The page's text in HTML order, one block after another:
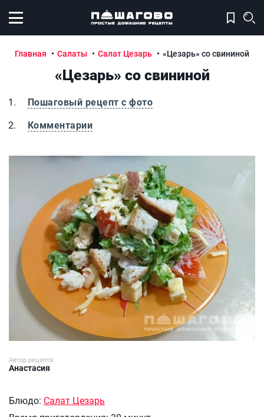
Открыть меню
Главная Салаты Салат Цезарь «Цезарь» со свининой
«Цезарь» со свининой
Пошаговый рецепт с фото
Комментарии
«Цезарь» со свининой
Автор рецепта:
Анастасия
Блюдо: Салат Цезарь